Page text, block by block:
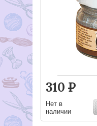
310 Р
Нет в
наличии